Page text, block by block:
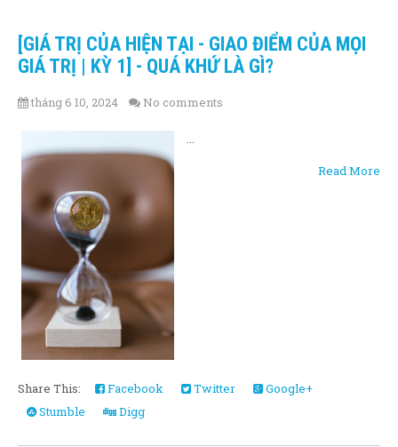
[GIÁ TRỊ CỦA HIỆN TẠI - GIAO ĐIỂM CỦA MỌI
GIÁ TRỊ | KỲ 1] - QUÁ KHỨ LÀ GÌ?
tháng 6 10, 2024 No comments
...
Read More
Share This: Facebook Twitter
Google+
Stumble
Digg